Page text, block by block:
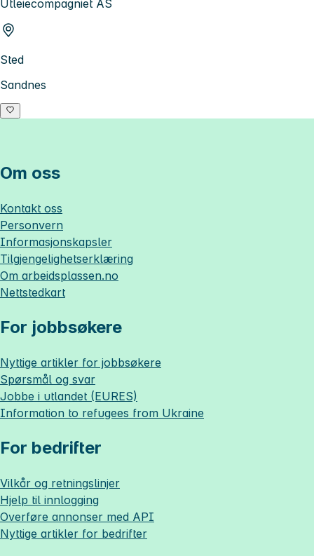
Utleiecompagniet AS
Sted
Sandnes
Om oss
Kontakt oss
Personvern
Informasjonskapsler
Tilgjengelighetserklæring
Om arbeidsplassen.no
Nettstedkart
For jobbsøkere
Nyttige artikler for jobbsøkere
Spørsmål og svar
Jobbe i utlandet (EURES)
Information to refugees from Ukraine
For bedrifter
Vilkår og retningslinjer
Hjelp til innlogging
Overføre annonser med API
Nyttige artikler for bedrifter